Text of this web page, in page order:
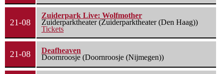
21-08
Zuiderpark Live: Wolfmother
Zuiderparktheater (Zuiderparktheater (Den Haag))
Tickets
21-08
Deafheaven
Doornroosje (Doornroosje (Nijmegen))